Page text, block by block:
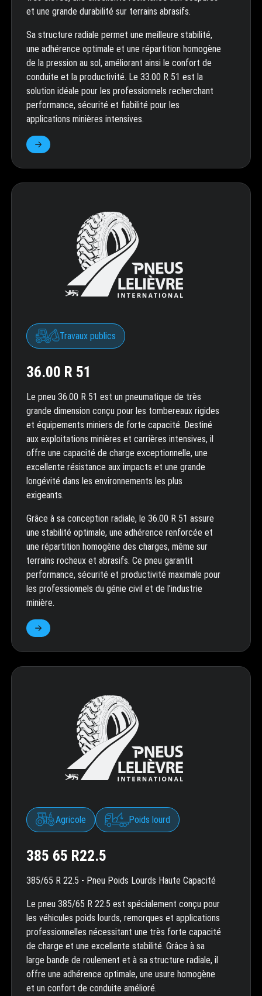
et une grande durabilité sur terrains abrasifs.
Sa structure radiale permet une meilleure stabilité,
une adhérence optimale et une répartition homogène
de la pression au sol, améliorant ainsi le confort de
conduite et la productivité. Le 33.00 R 51 est la
solution idéale pour les professionnels recherchant
performance, sécurité et fiabilité pour les
applications minières intensives.
Travaux publics
36.00 R 51
Le pneu 36.00 R 51 est un pneumatique de très
grande dimension conçu pour les tombereaux rigides
et équipements miniers de forte capacité. Destiné
aux exploitations minières et carrières intensives, il
offre une capacité de charge exceptionnelle, une
excellente résistance aux impacts et une grande
longévité dans les environnements les plus
exigeants.
Grâce à sa conception radiale, le 36.00 R 51 assure
une stabilité optimale, une adhérence renforcée et
une répartition homogène des charges, même sur
terrains rocheux et abrasifs. Ce pneu garantit
performance, sécurité et productivité maximale pour
les professionnels du génie civil et de l’industrie
minière.
Agricole Poids lourd
385 65 R22.5
385/65 R 22.5 - Pneu Poids Lourds Haute Capacité
Le pneu 385/65 R 22.5 est spécialement conçu pour
les véhicules poids lourds, remorques et applications
professionnelles nécessitant une très forte capacité
de charge et une excellente stabilité. Grâce à sa
large bande de roulement et à sa structure radiale, il
offre une adhérence optimale, une usure homogène
et un confort de conduite amélioré.